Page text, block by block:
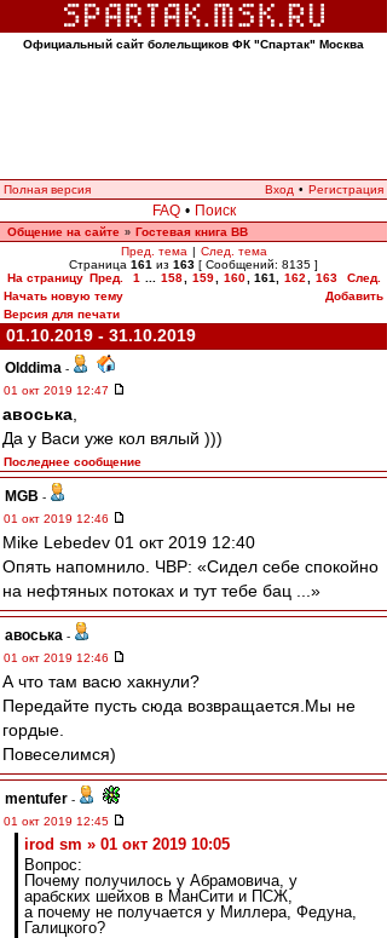
Официальный сайт болельщиков ФК "Спартак" Москва
Полная версия Вход • Регистрация
FAQ • Поиск
Общение на сайте » Гостевая книга ВВ
Пред. тема | След. тема
Страница 161 из 163 [ Сообщений: 8135 ]
На страницу Пред. 1 158 159 160 161 162 163
След.
Начать новую тему
Добавить
Версия для печати
01.10.2019 - 31.10.2019
Olddima -
01 окт 2019 12:47
авоська
Да у Васи уже кол вялый )))
Последнее сообщение
MGB -
01 окт 2019 12:46
Mike Lebedev 01 окт 2019 12:40
Опять напомнило. ЧВР: «Сидел себе спокойно
на нефтяных потоках и тут тебе бац ...»
авоська -
01 окт 2019 12:46
А что там васю хакнули?
Передайте пусть сюда возвращается.Мы не
гордые.
Повеселимся)
mentufer -
01 окт 2019 12:45
irod sm » 01 окт 2019 10:05
Вопрос:
Почему получилось у Абрамовича, у
арабских шейхов в МанСити и ПСЖ,
а почему не получается у Миллера, Федуна,
Галицкого?